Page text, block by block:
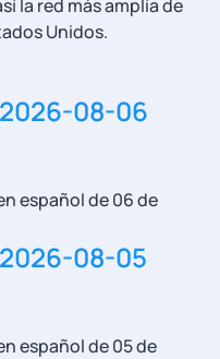
la red más amplia de
Unidos.
08-06
español de 06 de
08-05
español de 05 de